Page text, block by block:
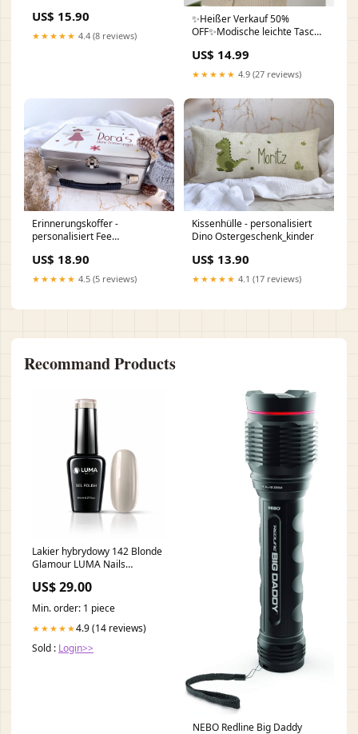
US$ 15.90
★★★★★ 4.4 (8 reviews)
✨Heißer Verkauf 50%
OFF✨Modische leichte Tasche
Heißer Verkauf
US$ 14.99
★★★★★ 4.9 (27 reviews)
Erinnerungskoffer -
personalisiert Fee
US$ 18.90
★★★★★ 4.5 (5 reviews)
Kissenhülle - personalisiert
Dino Ostergeschenk_kinder
US$ 13.90
★★★★★ 4.1 (17 reviews)
Recommand Products
Lakier hybrydowy 142 Blonde
Glamour LUMA Nails
US$ 29.00
Min. order: 1 piece
★★★★★4.9 (14 reviews)
Sold : Login>>
NEBO Redline Big Daddy